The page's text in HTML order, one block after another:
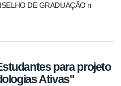
DE GRADUAÇÃO n
para projeto
Ativas"